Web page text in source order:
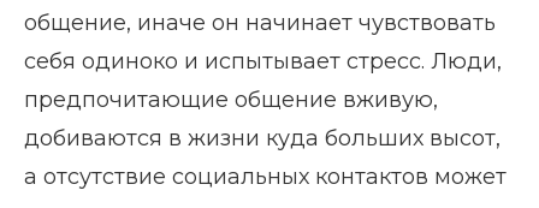
общение, иначе он начинает чувствовать
себя одиноко и испытывает стресс. Люди,
предпочитающие общение вживую,
добиваются в жизни куда больших высот,
а отсутствие социальных контактов может